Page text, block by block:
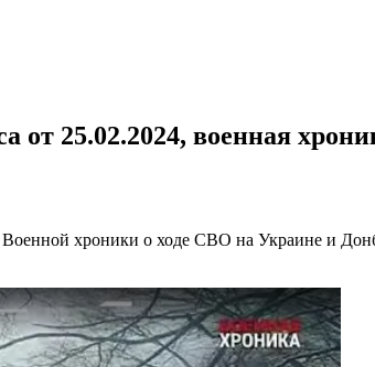
от 25.02.2024, военная
хроники о ходе СВО на Украине и